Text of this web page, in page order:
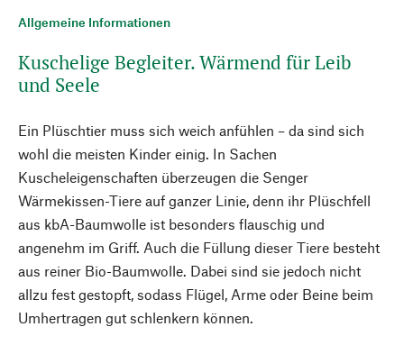
Allgemeine Informationen
Kuschelige Begleiter. Wärmend für Leib
und Seele
Ein Plüschtier muss sich weich anfühlen – da sind sich
wohl die meisten Kinder einig. In Sachen
Kuscheleigenschaften überzeugen die Senger
Wärmekissen-Tiere auf ganzer Linie, denn ihr Plüschfell
aus kbA-Baumwolle ist besonders flauschig und
angenehm im Griff. Auch die Füllung dieser Tiere besteht
aus reiner Bio-Baumwolle. Dabei sind sie jedoch nicht
allzu fest gestopft, sodass Flügel, Arme oder Beine beim
Umhertragen gut schlenkern können.